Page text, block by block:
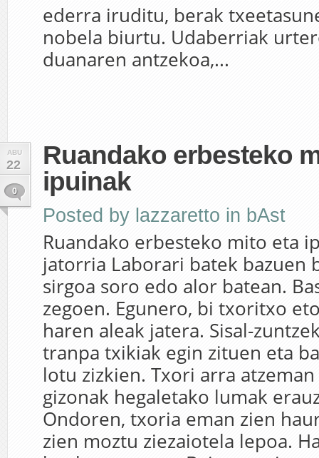
ederra iruditu, berak
nobela biurtu. Udaberriak
duanaren antzekoa,...
ABU
22
0
Ruandako erbesteko
ipuinak
Posted by lazzaretto in bAst
Ruandako erbesteko mito eta
jatorria Laborari batek bazuen
sirgoa soro edo alor batean.
zegoen. Egunero, bi txoritxo
haren aleak jatera. Sisal-
tranpa txikiak egin zituen eta
lotu zizkien. Txori arra
gizonak hegaletako lumak
Ondoren, txoria eman zien
zien moztu ziezaiotela lepoa.